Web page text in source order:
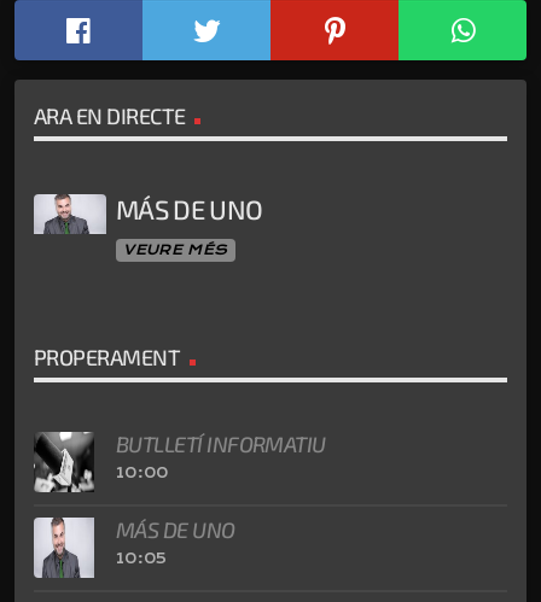
ARA EN DIRECTE
MÁS DE UNO
VEURE MÉS
PROPERAMENT
BUTLLETÍ INFORMATIU
10:00
MÁS DE UNO
10:05